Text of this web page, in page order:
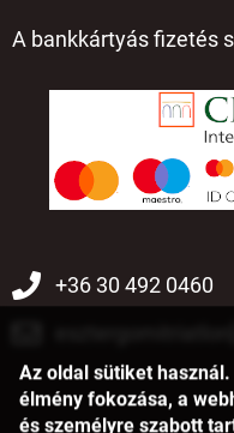
A bankkártyás fizetés
+36 30 492 0460
Az oldal sütiket
élmény fokozása, a
és személyre szabott